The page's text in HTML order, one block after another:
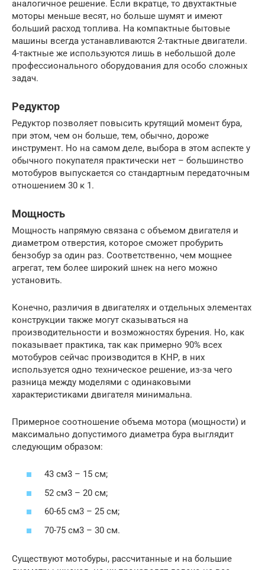
аналогичное решение. Если вкратце, то двухтактные
моторы меньше весят, но больше шумят и имеют
больший расход топлива. На компактные бытовые
машины всегда устанавливаются 2-тактные двигатели.
4-тактные же используются лишь в небольшой доле
профессионального оборудования для особо сложных
задач.
Редуктор
Редуктор позволяет повысить крутящий момент бура,
при этом, чем он больше, тем, обычно, дороже
инструмент. Но на самом деле, выбора в этом аспекте у
обычного покупателя практически нет – большинство
мотобуров выпускается со стандартным передаточным
отношением 30 к 1.
Мощность
Мощность напрямую связана с объемом двигателя и
диаметром отверстия, которое сможет пробурить
бензобур за один раз. Соответственно, чем мощнее
агрегат, тем более широкий шнек на него можно
установить.
Конечно, различия в двигателях и отдельных элементах
конструкции также могут сказываться на
производительности и возможностях бурения. Но, как
показывает практика, так как примерно 90% всех
мотобуров сейчас производится в КНР, в них
используется одно техническое решение, из-за чего
разница между моделями с одинаковыми
характеристиками двигателя минимальна.
Примерное соотношение объема мотора (мощности) и
максимально допустимого диаметра бура выглядит
следующим образом:
43 см3 – 15 см;
52 см3 – 20 см;
60-65 см3 – 25 см;
70-75 см3 – 30 см.
Существуют мотобуры, рассчитанные и на большие